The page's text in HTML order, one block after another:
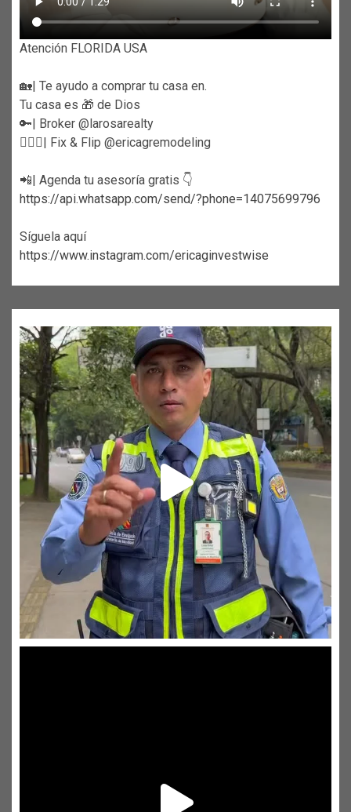
Atención FLORIDA USA
🏡| Te ayudo a comprar tu casa en.
Tu casa es 🎁 de Dios
🔑| Broker @larosarealty
👷🏼‍♀️| Fix & Flip @ericagremodeling
📲| Agenda tu asesoría gratis 👇
https://api.whatsapp.com/send/?phone=14075699796
Síguela aquí
https://www.instagram.com/ericaginvestwise